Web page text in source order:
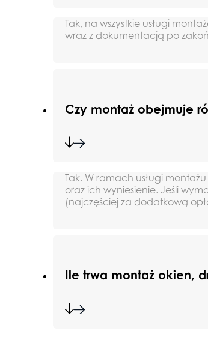
Tak, na wszystkie usługi
wraz z dokumentacją po
Czy montaż obejmuje
Tak. W ramach usługi
oraz ich wyniesienie. Jeśli
(najczęściej za dodatkową
Ile trwa montaż okien,